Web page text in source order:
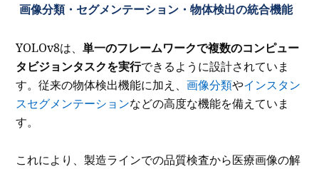
画像分類・セグメンテーション・物体検出の統合機能
YOLOv8は、単一のフレームワークで複数のコンピュー
タビジョンタスクを実行できるように設計されていま
す。従来の物体検出機能に加え、画像分類やインスタン
スセグメンテーションなどの高度な機能を備えていま
す。
これにより、製造ラインでの品質検査から医療画像の解